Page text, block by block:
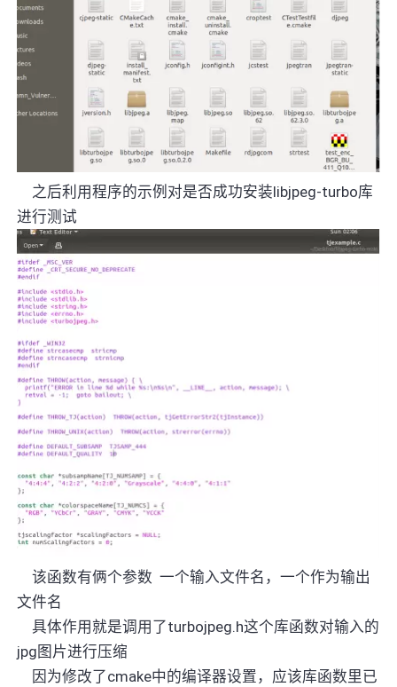
之后利用程序的示例对是否成功安装libjpeg-turbo库
进行测试
该函数有俩个参数 一个输入文件名，一个作为输出
文件名
具体作用就是调用了turbojpeg.h这个库函数对输入的
jpg 图片进行压缩
因为修改了cmake中的编译器设置，应该库函数里已